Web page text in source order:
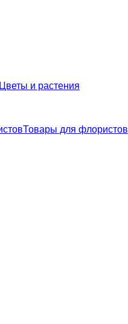
Цветы и растения
Товары для флористов